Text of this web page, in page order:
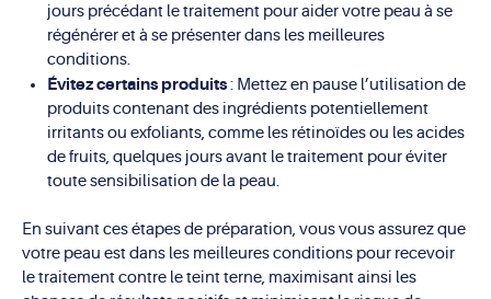
jours précédant le traitement pour aider votre peau à se
régénérer et à se présenter dans les meilleures
conditions.
Évitez certains produits: Mettez en pause l’utilisation de
produits contenant des ingrédients potentiellement
irritants ou exfoliants, comme les rétinoïdes ou les acides
de fruits, quelques jours avant le traitement pour éviter
toute sensibilisation de la peau.
En suivant ces étapes de préparation, vous vous assurez que
votre peau est dans les meilleures conditions pour recevoir
le traitement contre le teint terne, maximisant ainsi les